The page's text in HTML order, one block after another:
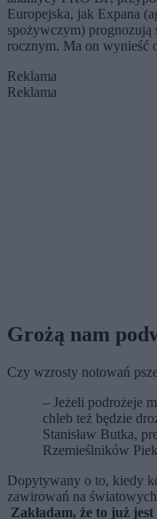
Europejska, jak Expana
spożywczym)
rocznym. Ma on wynieść
Reklama
Reklama
Grożą nam
Czy wzrosty notowań
– Jeżeli podrożeje
chleb też będzie
Stanisław Butka,
Rzemieślników
Dopytywany o to, kiedy
zawirowań na
Zakładam, że to już